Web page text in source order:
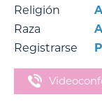
Religión
Raza
Registrarse